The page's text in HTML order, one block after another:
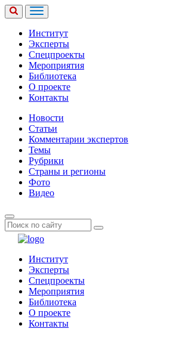
Институт
Эксперты
Спецпроекты
Мероприятия
Библиотека
О проекте
Контакты
Новости
Статьи
Комментарии экспертов
Темы
Рубрики
Страны и регионы
Фото
Видео
Институт
Эксперты
Спецпроекты
Мероприятия
Библиотека
О проекте
Контакты